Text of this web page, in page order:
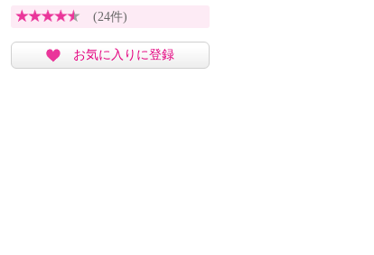
(24件)
お気に入りに登録